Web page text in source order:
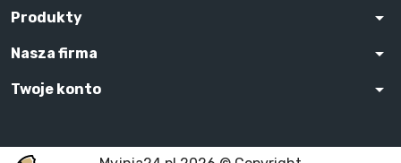
Produkty arrow_drop_down
Nasza firma arrow_drop_down
Twoje konto arrow_drop_down